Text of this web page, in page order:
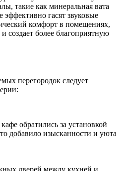
такие как минеральная вата
эффективно гасят звуковые
комфорт в помещениях,
более благоприятную
перегородок следует
обратились за установкой
добавило изысканности и уюта